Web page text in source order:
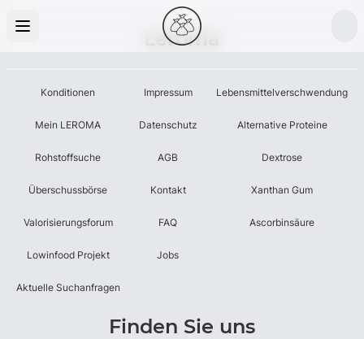
Leroma
Konditionen
Mein LEROMA
Rohstoffsuche
Überschussbörse
Valorisierungsforum
Lowinfood Projekt
Aktuelle Suchanfragen
Impressum
Datenschutz
AGB
Kontakt
FAQ
Jobs
Lebensmittelverschwendung
Alternative Proteine
Dextrose
Xanthan Gum
Ascorbinsäure
Finden Sie uns